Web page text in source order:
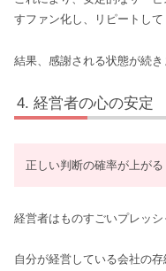
すファン化し、リピートして
結果、感謝される状態が続き
経営者の心の安定
正しい判断の確率が上がる
経営者はものすごいプレッシ
自分が経営している会社の